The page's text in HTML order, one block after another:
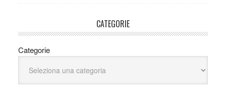
CATEGORIE
Categorie